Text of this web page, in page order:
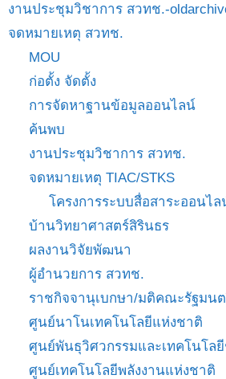
งานประชุมวิชาการ สวทช.-
จดหมายเหตุ สวทช.
MOU
ก่อตั้ง จัดตั้ง
การจัดหาฐานข้อมูลออนไลน์
ค้นพบ
งานประชุมวิชาการ สวทช.
จดหมายเหตุ TIAC/STKS
โครงการระบบสื่อสาระออนไล
บ้านวิทยาศาสตร์สิรินธร
ผลงานวิจัยพัฒนา
ผู้อำนวยการ สวทช.
ราชกิจจานุเบกษา/มติคณะรัฐมน
ศูนย์นาโนเทคโนโลยีแห่งชาติ
ศูนย์พันธุวิศวกรรมและเทคโนโล
ศูนย์เทคโนโลยีพลังงานแห่งชาติ